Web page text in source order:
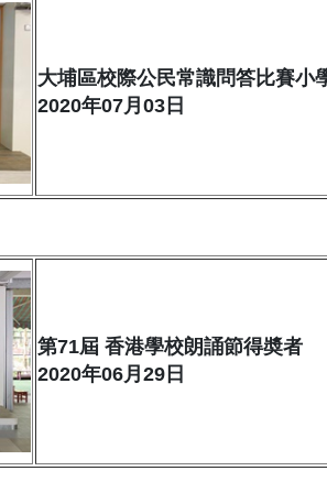
大埔區校際公民常識問答比賽小
2020年07月03日
第71屆 香港學校朗誦節得奬者
2020年06月29日